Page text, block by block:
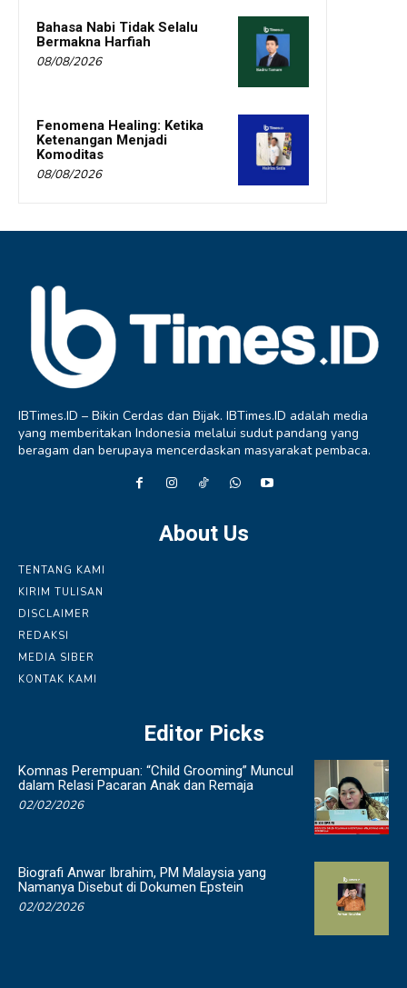
Bahasa Nabi Tidak Selalu
Bermakna Harfiah
08/08/2026
Fenomena Healing: Ketika
Ketenangan Menjadi
Komoditas
08/08/2026
IBTimes.ID – Bikin Cerdas dan Bijak. IBTimes.ID adalah media
yang memberitakan Indonesia melalui sudut pandang yang
beragam dan berupaya mencerdaskan masyarakat pembaca.
About Us
TENTANG KAMI
KIRIM TULISAN
DISCLAIMER
REDAKSI
MEDIA SIBER
KONTAK KAMI
Editor Picks
Komnas Perempuan: “Child Grooming” Muncul
dalam Relasi Pacaran Anak dan Remaja
02/02/2026
Biografi Anwar Ibrahim, PM Malaysia yang
Namanya Disebut di Dokumen Epstein
02/02/2026